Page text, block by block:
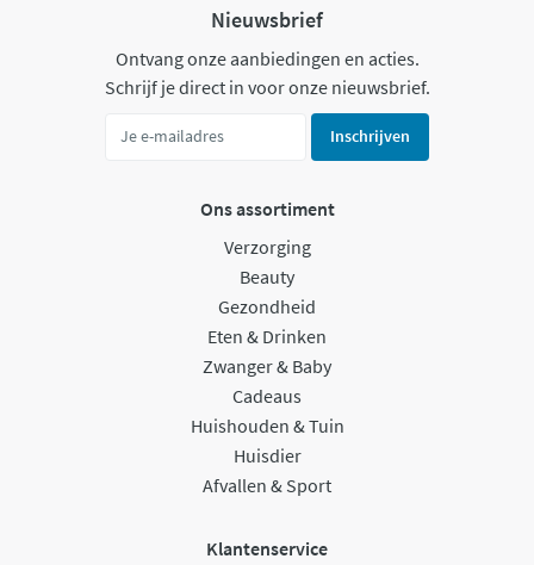
Nieuwsbrief
Ontvang onze aanbiedingen en acties.
Schrijf je direct in voor onze nieuwsbrief.
Inschrijven
Ons assortiment
Verzorging
Beauty
Gezondheid
Eten & Drinken
Zwanger & Baby
Cadeaus
Huishouden & Tuin
Huisdier
Afvallen & Sport
Klantenservice